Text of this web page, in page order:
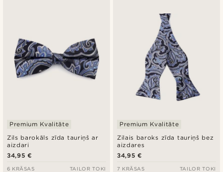
Zils barokāls zīda tauriņš ar
aizdari
Premium Kvalitāte
34,95 €
6 KRĀSAS TAILOR TOKI
Zilais baroks zīda tauriņš bez
aizdares
Premium Kvalitāte
34,95 €
7 KRĀSAS TAILOR TOKI